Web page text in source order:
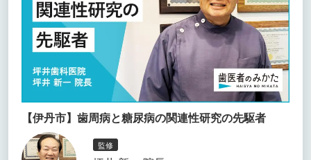
【伊丹市】歯周病と糖尿病の関連性研究の先駆者
監修